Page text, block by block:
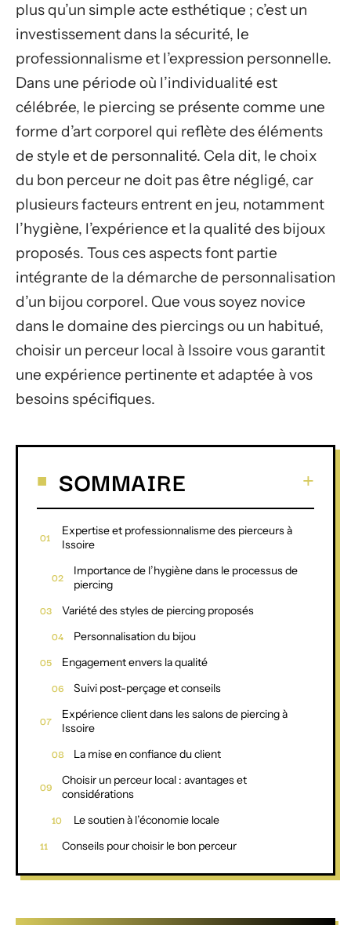
plus qu’un simple acte esthétique ; c’est un
investissement dans la sécurité, le
professionnalisme et l’expression personnelle.
Dans une période où l’individualité est
célébrée, le piercing se présente comme une
forme d’art corporel qui reflète des éléments
de style et de personnalité. Cela dit, le choix
du bon perceur ne doit pas être négligé, car
plusieurs facteurs entrent en jeu, notamment
l’hygiène, l’expérience et la qualité des bijoux
proposés. Tous ces aspects font partie
intégrante de la démarche de personnalisation
d’un bijou corporel. Que vous soyez novice
dans le domaine des piercings ou un habitué,
choisir un perceur local à Issoire vous garantit
une expérience pertinente et adaptée à vos
besoins spécifiques.
SOMMAIRE
Expertise et professionnalisme des pierceurs à
Issoire
Importance de l’hygiène dans le processus de
piercing
Variété des styles de piercing proposés
Personnalisation du bijou
Engagement envers la qualité
Suivi post-perçage et conseils
Expérience client dans les salons de piercing à
Issoire
La mise en confiance du client
Choisir un perceur local : avantages et
considérations
Le soutien à l’économie locale
Conseils pour choisir le bon perceur